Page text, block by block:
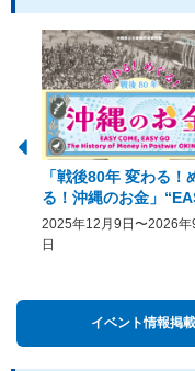
「戦後80年 変わる！
る！沖縄のお金」
COME, EASY GO －
History of Money in
2025年12月9日〜2026年
日
イベント情報掲